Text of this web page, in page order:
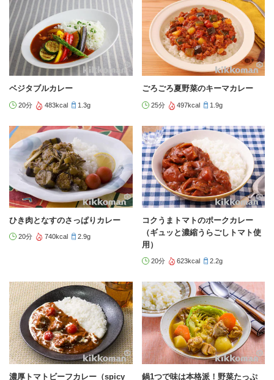
ベジタブルカレー
20分 483kcal 1.3g
ごろごろ夏野菜のキーマカレー
25分 497kcal 1.9g
ひき肉となすのさっぱりカレー
20分 740kcal 2.9g
コクうまトマトのポークカレー
（ギュッと濃縮うらごしトマト使
用）
20分 623kcal 2.2g
濃厚トマトビーフカレー（spicy 鍋1つで味は本格派！野菜たっぷ